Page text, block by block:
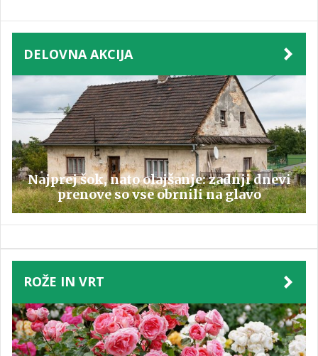
DELOVNA AKCIJA
Najprej šok, nato olajšanje: zadnji dnevi
prenove so vse obrnili na glavo
ROŽE IN VRT